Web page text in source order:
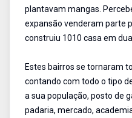
plantavam mangas.
expansão venderam parte
construiu 1010 casa em
Estes bairros se tornaram
contando com todo o tipo
a sua população, posto de
padaria, mercado,